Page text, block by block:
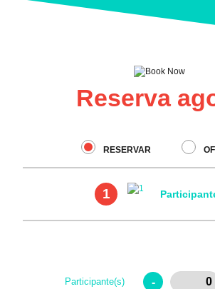
Reserva
RESERVAR
1
Participante(s) -